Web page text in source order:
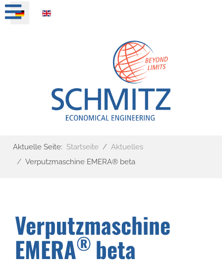
Sprache auswählen
Aktuelle Seite: Startseite
Aktuelles
Verputzmaschine EMERA® beta
Verputzmaschine
EMERA®beta